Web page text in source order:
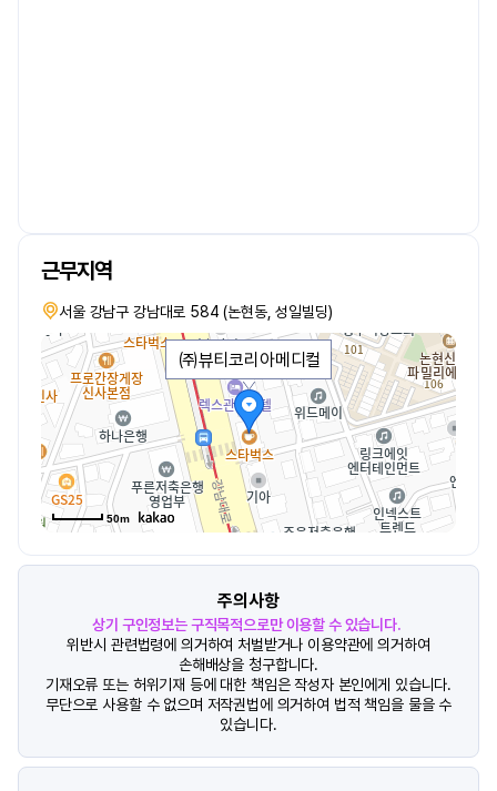
근무지역
서울 강남구 강남대로 584 (논현동, 성일빌딩)
㈜뷰티코리아메디컬
50m
주의사항
상기 구인정보는 구직목적으로만 이용할 수 있습니다.
위반시 관련법령에 의거하여 처벌받거나 이용약관에 의거하여
손해배상을 청구합니다.
기재오류 또는 허위기재 등에 대한 책임은 작성자 본인에게 있습니다.
무단으로 사용할 수 없으며 저작권법에 의거하여 법적 책임을 물을 수
있습니다.